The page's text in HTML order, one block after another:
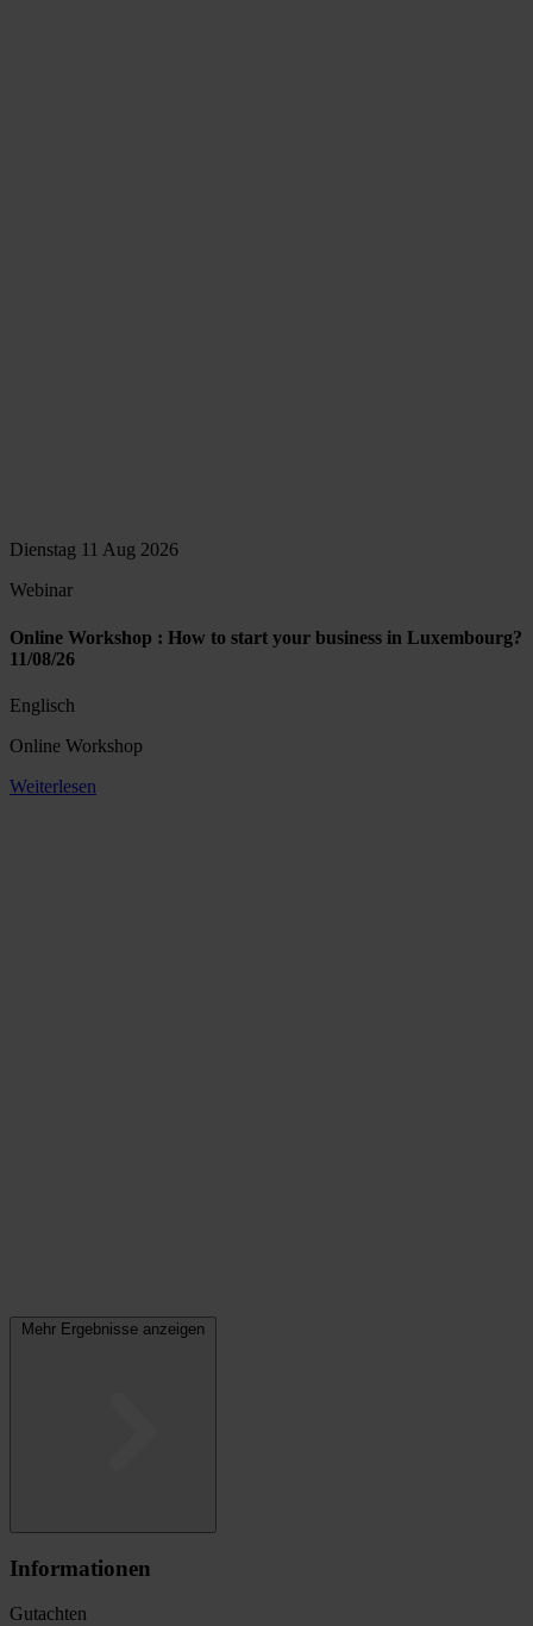
Dienstag 11 Aug 2026
Webinar
Online Workshop : How to start your business in Luxembourg?
11/08/26
Englisch
Online Workshop
Weiterlesen
Mehr Ergebnisse anzeigen
Informationen
Gutachten